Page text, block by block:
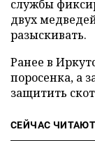
службы
двух
разыскивать.
Ранее в
поросенка, а
защитить
СЕЙЧАС ЧИТАЮТ